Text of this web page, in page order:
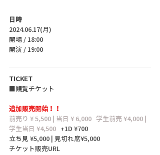
日時
2024.06.17(月)
開場 / 18:00
開演 / 19:00
TICKET
■観覧チケット
追加販売開始！！
前売り ¥ 5,500 | 当日 ¥ 6,000   学生前売 ¥4,000 |
学生当日 ¥4,500
   +1D ¥700
立ち見 ¥5,000 | 見切れ席¥5,000
チケット販売URL